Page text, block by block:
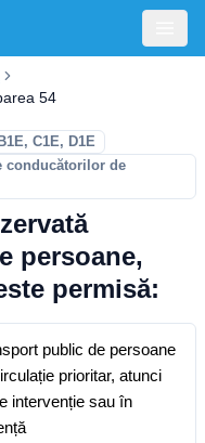
54
C1E, D1E
conducătorilor de
persoane,
permisă:
public de persoane
prioritar, atunci
intervenție sau în